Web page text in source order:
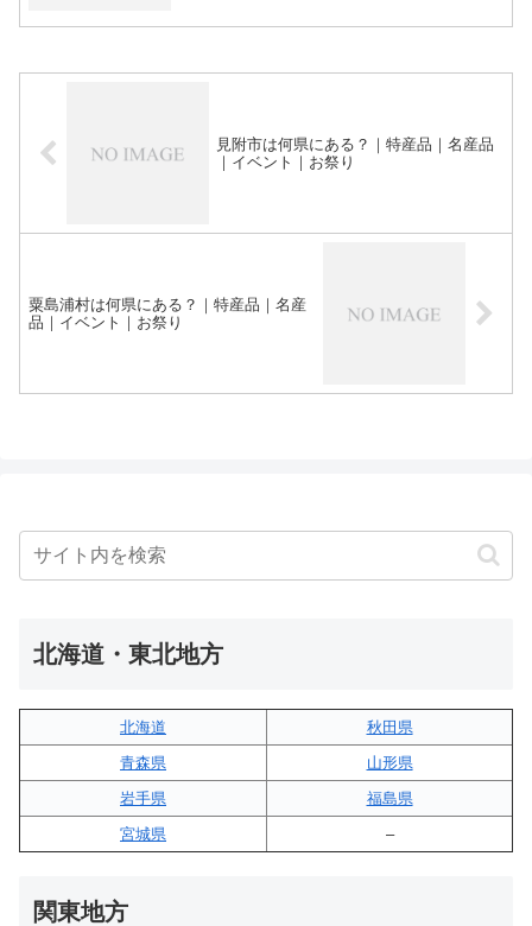
見附市は何県にある？｜特産品｜名産品
｜イベント｜お祭り
粟島浦村は何県にある？｜特産品｜名産
品｜イベント｜お祭り
北海道・東北地方
北海道
秋田県
青森県
山形県
岩手県
福島県
宮城県
–
関東地方